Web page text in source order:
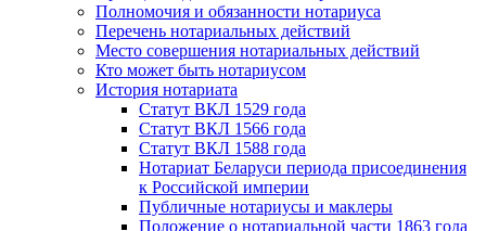
Полномочия и обязанности нотариуса
Перечень нотариальных действий
Место совершения нотариальных действий
Кто может быть нотариусом
История нотариата
Статут ВКЛ 1529 года
Статут ВКЛ 1566 года
Статут ВКЛ 1588 года
Нотариат Беларуси периода присоединения
к Российской империи
Публичные нотариусы и маклеры
Положение о нотариальной части 1863 года